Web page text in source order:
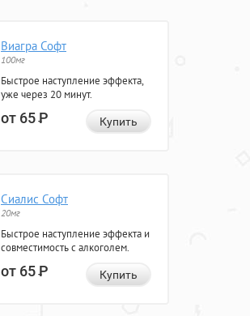
Виагра Софт
100мг
Быстрое наступление эффекта,
уже через 20 минут.
от 65Р Купить
Сиалис Софт
20мг
Быстрое наступление эффекта и
совместимость с алкоголем.
от 65Р Купить